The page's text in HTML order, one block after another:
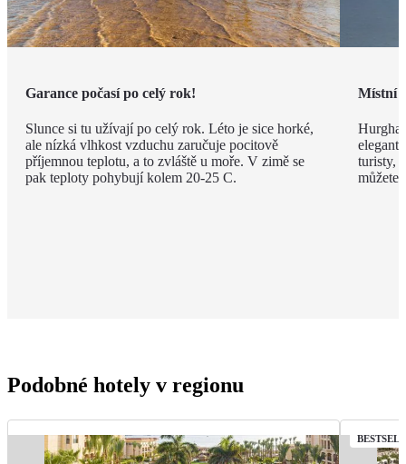
Garance počasí po celý rok!
Slunce si tu užívají po celý rok. Léto je sice horké,
ale nízká vlhkost vzduchu zaručuje pocitově
příjemnou teplotu, a to zvláště u moře. V zimě se
pak teploty pohybují kolem 20-25 C.
Místní
turisty,
můžete
Podobné hotely v regionu